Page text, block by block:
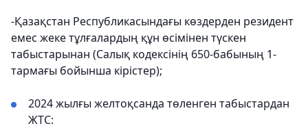
-Қазақстан Республикасындағы көздерден резидент
емес жеке тұлғалардың құн өсімінен түскен
табыстарынан (Салық кодексінің 650-бабының 1-
тармағы бойынша кірістер);
2024 жылғы желтоқсанда төленген табыстардан
ЖТС: